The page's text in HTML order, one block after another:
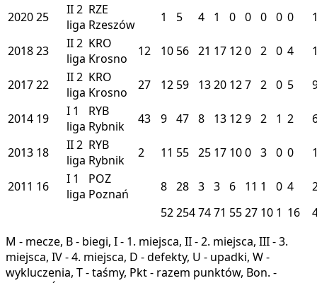
202025 II2
liga
RZE
Rzeszów
1 5 4 1 0 0 0 0 0
201823 II2
liga
KRO
Krosno
12 10 56 21 17 120 2 0 4
201722 II2
liga
KRO
Krosno
27 12 59 1320 127 2 0 5
2014 19 I 1
liga
RYB
Rybnik
43 9 47 8 13 129 2 1 2
2013 18 II2
liga
RYB
Rybnik
2 11 55 25 17 100 3 0 0
2011 16 I 1
liga
POZ
Poznań
8 28 3 3 6 11 1 0 4
522547471 5527 10 1 16
M - mecze, B - biegi, I - 1. miejsca, II - 2. miejsca, III - 3.
miejsca, IV - 4. miejsca, D - defekty, U - upadki, W -
wykluczenia, T - taśmy, Pkt - razem punktów, Bon. -